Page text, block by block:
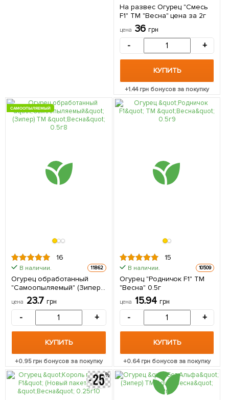
На развес Огурец "Смесь
F1" ТМ "Весна" цена за 2г
цена 36 грн
- +
КУПИТЬ
+1.44грн бонусов за покупку
САМООПЫЛЯЕМЫЙ
16
В наличии. 11862
Огурец обработанный
"Самоопыляемый" (Зипер)
ТМ "Весна" 0.5г
(самоопыляемый)
цена 23.7 грн
- +
КУПИТЬ
+0.95грн бонусов за покупку
15
В наличии. 10509
Огурец "Родничок F1" ТМ
"Весна" 0.5г
цена 15.94 грн
- +
КУПИТЬ
+0.64грн бонусов за покупку